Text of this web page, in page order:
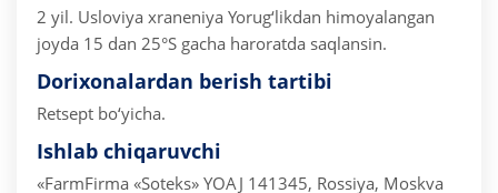
2 yil. Usloviya xraneniya Yorug‘likdan himoyalangan
joyda 15 dan 25°S gacha haroratda saqlansin.
Dorixonalardan berish tartibi
Retsept bo‘yicha.
Ishlab chiqaruvchi
«FarmFirma «Soteks» YOAJ 141345, Rossiya, Moskva